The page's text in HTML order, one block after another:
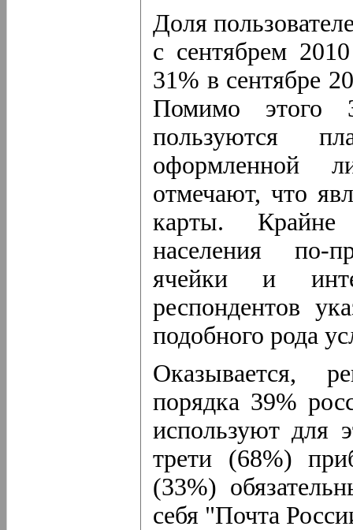
Доля
с сентябрем
31% в сентябре
Помимо этого
пользуются
оформленной
отмечают, что
карты.
населения по-
ячейки и
респондентов
подобного рода
Оказывается,
порядка 39%
используют для
трети (68%)
(33%)
себя "Почта